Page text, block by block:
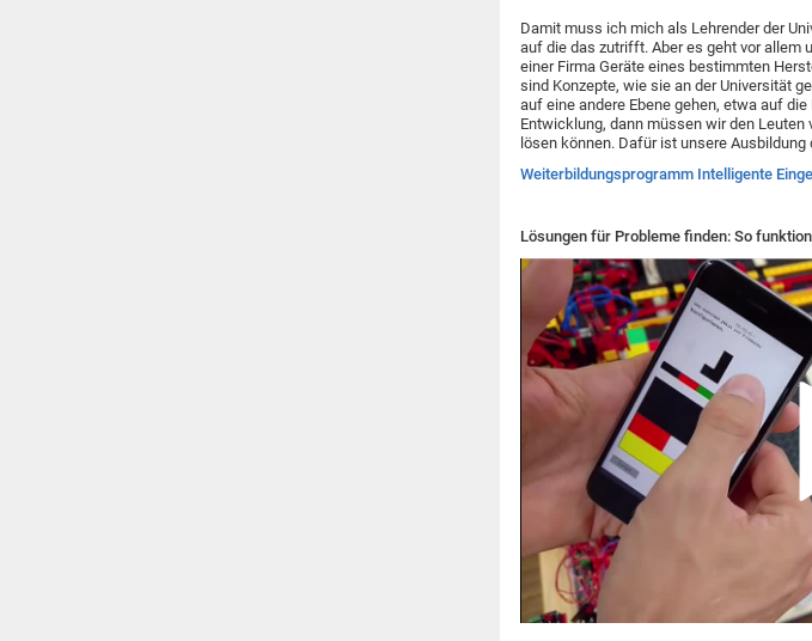
Damit muss ich mich als Lehrender der
auf die das zutrifft. Aber es geht vor allem
einer Firma Geräte eines bestimmten
sind Konzepte, wie sie an der Universität
auf eine andere Ebene gehen, etwa auf
Entwicklung, dann müssen wir den
lösen können. Dafür ist unsere Ausbildung
Weiterbildungsprogramm Intelligente
Lösungen für Probleme finden: So